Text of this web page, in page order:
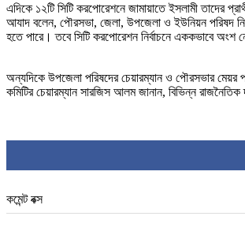
এদিকে ১২টি সিটি করপোরেশনে জামায়াতে ইসলামী তাদের
আযাদ বলেন, পৌরসভা, জেলা, উপজেলা ও ইউনিয়ন পরিষদ
হতে পারে। তবে সিটি করপোরেশন নির্বাচনে এককভাবে অংশ
অন্যদিকে উপজেলা পরিষদের চেয়ারম্যান ও পৌরসভার মেয়র
কমিটির চেয়ারম্যান সারজিস আলম জানান, বিভিন্ন
কমেন্ট বক্স